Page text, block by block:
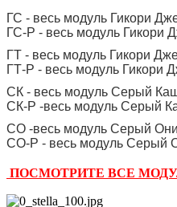
ГС - весь модуль Гикори
ГС-Р - весь модуль Гикори
ГТ - весь модуль Гикори
ГТ-Р - весь модуль Гикори
СК - весь модуль Серый
СК-Р -весь модуль Серый
СО -весь модуль Серый
СО-Р - весь модуль Серый
ПОСМОТРИТЕ ВСЕ